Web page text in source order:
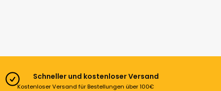
Schneller und kostenloser Versand
Kostenloser Versand für Bestellungen über 100€